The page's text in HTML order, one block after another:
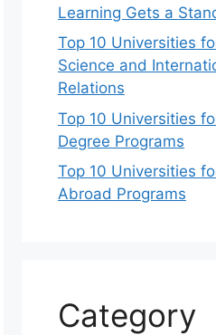
Learning Gets a
Top 10 Universities
Science and
Relations
Top 10 Universities
Degree Programs
Top 10 Universities
Abroad Programs
Category